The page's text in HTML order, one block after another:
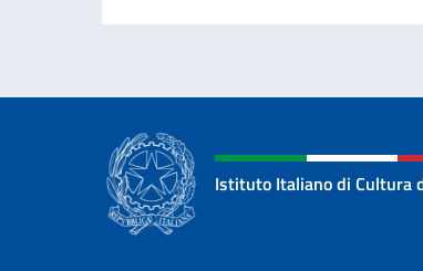
Istituto Italiano di Cultura